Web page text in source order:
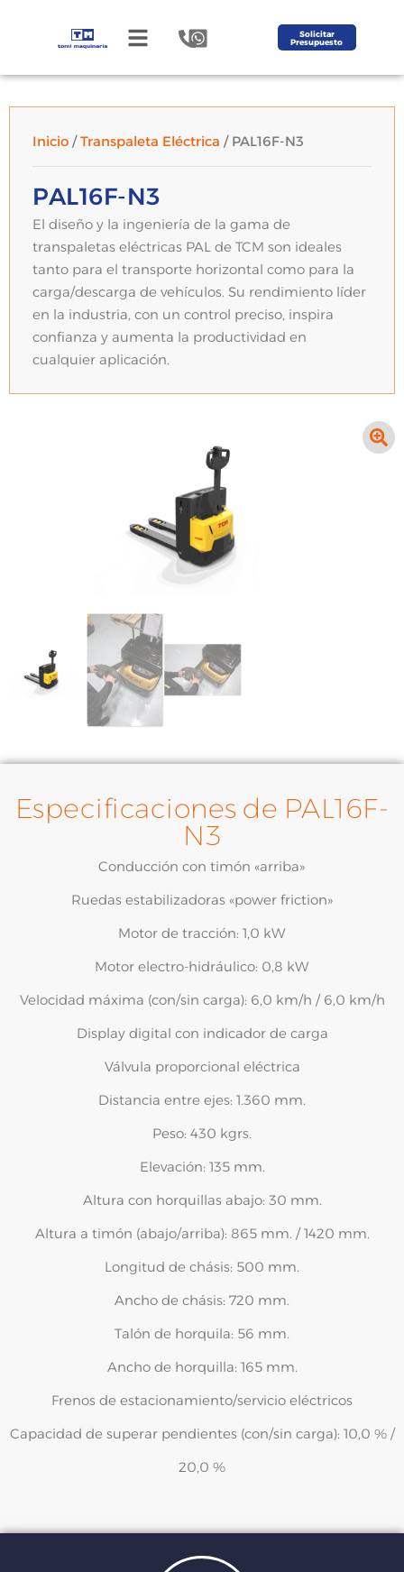
Solicitar
Presupuesto
Inicio /Transpaleta Eléctrica / PAL16F-N3
PAL16F-N3
El diseño y la ingeniería de la gama de
transpaletas eléctricas PAL de TCM son ideales
tanto para el transporte horizontal como para la
carga/descarga de vehículos. Su rendimiento líder
en la industria, con un control preciso, inspira
confianza y aumenta la productividad en
cualquier aplicación.
Especificaciones de PAL16F-
N3
Conducción con timón «arriba»
Ruedas estabilizadoras «power friction»
Motor de tracción: 1,0 kW
Motor electro-hidráulico: 0,8 kW
Velocidad máxima (con/sin carga): 6,0 km/h / 6,0 km/h
Display digital con indicador de carga
Válvula proporcional eléctrica
Distancia entre ejes: 1.360 mm.
Peso: 430 kgrs.
Elevación: 135 mm.
Altura con horquillas abajo: 30 mm.
Altura a timón (abajo/arriba): 865 mm. / 1420 mm.
Longitud de chásis: 500 mm.
Ancho de chásis: 720 mm.
Talón de horquila: 56 mm.
Ancho de horquilla: 165 mm.
Frenos de estacionamiento/servicio eléctricos
Capacidad de superar pendientes (con/sin carga): 10,0 % /
20,0 %